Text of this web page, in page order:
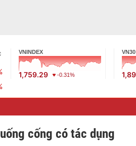
VNINDEX
1,759.29 -0.31%
VN30
cống có tác dụng